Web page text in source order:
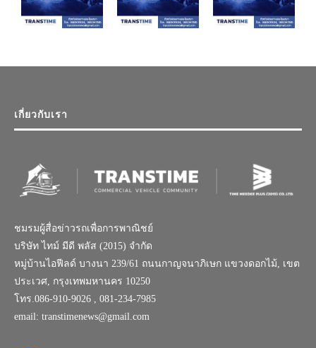
เกี่ยวกับเรา
ชมรมผู้สื่อข่าวรถเพื่อการพาณิชย์
บริษัท ไทม์ มีดี พลัส (2015) จำกัด
หมู่บ้านไอฟีลด์ บางนา 239/61 ถนนกาญจนาภิเษก แขวงดอกไม้, เขต
ประเวศ, กรุงเทพมหานคร 10250
โทร.086-910-9026 , 081-234-7985
email: transtimenews@gmail.com